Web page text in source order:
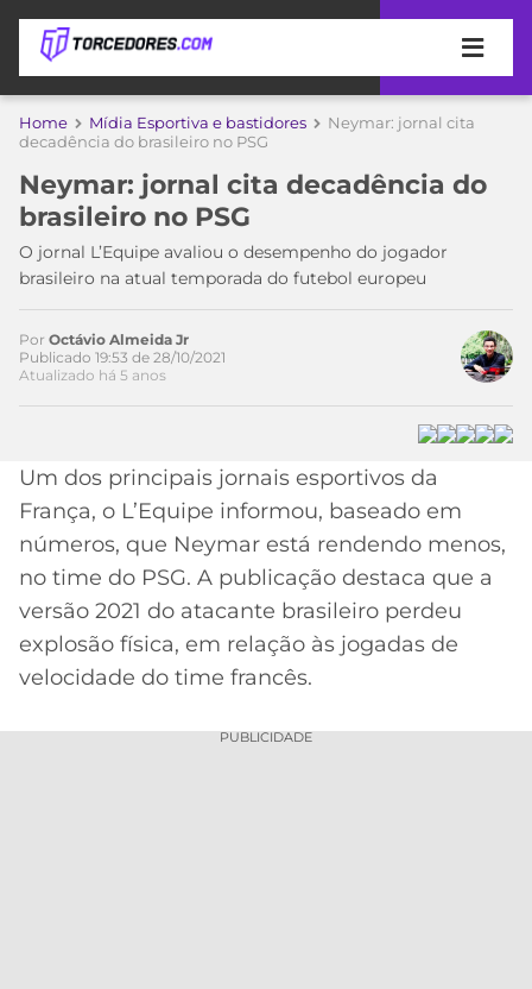
APOSTAS
DE
APOSTA
MELHORES
SITES
DE
APOSTAS
2026
PROMOCIONAL
BETBOOM
CÓDIGO
DE
INDICAÇÃO
BET365
COPA
DO
MUNDO
TIMES
MEU
PALMEIRAS
CORINTHIANS
SÃO
PAULO
SANTOS
CAMPEONATOS
BRASILEIRÃO
SÉRIE
LIBERTADORES
COPA
DO
MÍDIA
ESPORTIVA
MERCADO
DA
BOLA
PALPITES
Home Mídia Esportiva e bastidores
Neymar: jornal cita
decadência do brasileiro no PSG
Neymar: jornal cita decadência do
brasileiro no PSG
O jornal L’Equipe avaliou o desempenho do jogador
brasileiro na atual temporada do futebol europeu
Acesse o perfil do autor
no Twitter
Por Octávio Almeida Jr
Publicado 19:53 de 28/10/2021
Atualizado há 5 anos
Um dos principais jornais esportivos da
França, o L’Equipe informou, baseado em
números, que Neymar está rendendo menos,
no time do PSG. A publicação destaca que a
versão 2021 do atacante brasileiro perdeu
explosão física, em relação às jogadas de
velocidade do time francês.
PUBLICIDADE